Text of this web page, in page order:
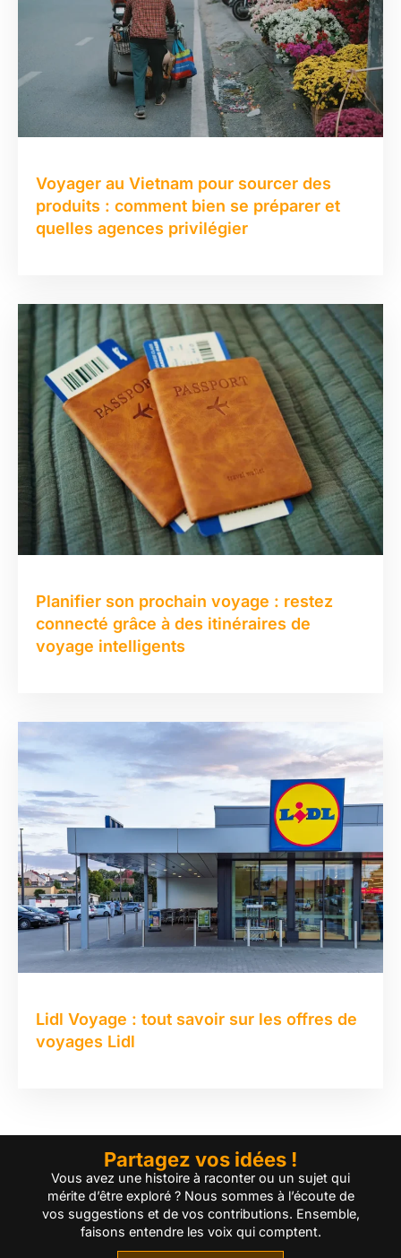
Voyager au Vietnam pour sourcer des
produits : comment bien se préparer et
quelles agences privilégier
Planifier son prochain voyage : restez
connecté grâce à des itinéraires de
voyage intelligents
Lidl Voyage : tout savoir sur les offres de
voyages Lidl
Partagez vos idées !
Vous avez une histoire à raconter ou un sujet qui
mérite d’être exploré ? Nous sommes à l’écoute de
vos suggestions et de vos contributions. Ensemble,
faisons entendre les voix qui comptent.